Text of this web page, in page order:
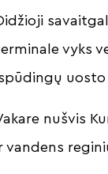
vyks
nušvis
vandens